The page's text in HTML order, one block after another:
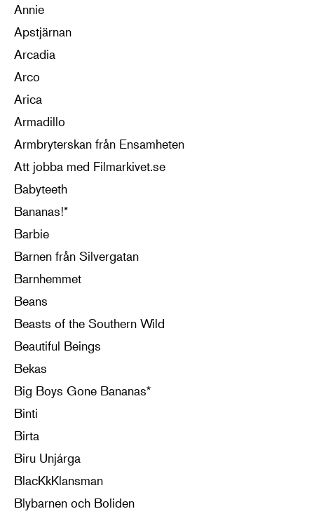
Annie
Apstjärnan
Arcadia
Arco
Arica
Armadillo
Armbryterskan från Ensamheten
Att jobba med Filmarkivet.se
Babyteeth
Bananas!*
Barbie
Barnen från Silvergatan
Barnhemmet
Beans
Beasts of the Southern Wild
Beautiful Beings
Bekas
Big Boys Gone Bananas*
Binti
Birta
Biru Unjárga
BlacKkKlansman
Blybarnen och Boliden